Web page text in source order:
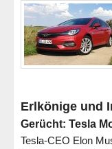
Erlkönige und
Gerücht: Tesla
Tesla-CEO Elon